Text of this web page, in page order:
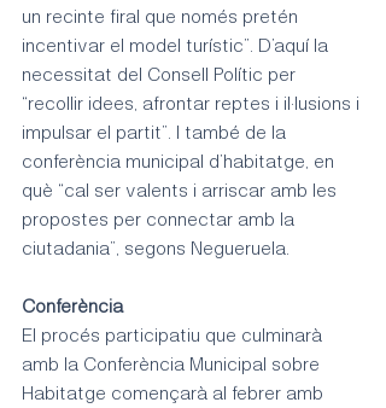
un recinte firal que només pretén
incentivar el model turístic”. D’aquí la
necessitat del Consell Polític per
“recollir idees, afrontar reptes i il·lusions i
impulsar el partit”. I també de la
conferència municipal d’habitatge, en
què “cal ser valents i arriscar amb les
propostes per connectar amb la
ciutadania”, segons Negueruela.
Conferència
El procés participatiu que culminarà
amb la Conferència Municipal sobre
Habitatge començarà al febrer amb